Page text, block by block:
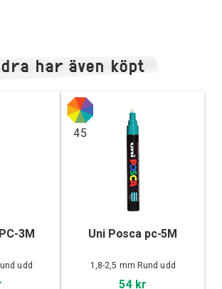
har även köpt
3M
udd
45
Uni Posca pc-5M
1,8-2,5 mm Rund udd
54 kr